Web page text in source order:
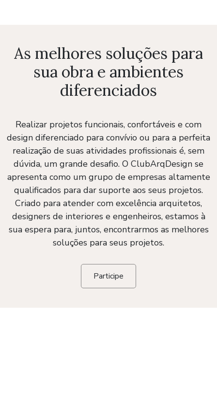
As melhores soluções para
sua obra e ambientes
diferenciados
Realizar projetos funcionais, confortáveis e com
design diferenciado para convívio ou para a perfeita
realização de suas atividades profissionais é, sem
dúvida, um grande desafio. O ClubArqDesign se
apresenta como um grupo de empresas altamente
qualificados para dar suporte aos seus projetos.
Criado para atender com excelência arquitetos,
designers de interiores e engenheiros, estamos à
sua espera para, juntos, encontrarmos as melhores
soluções para seus projetos.
Participe